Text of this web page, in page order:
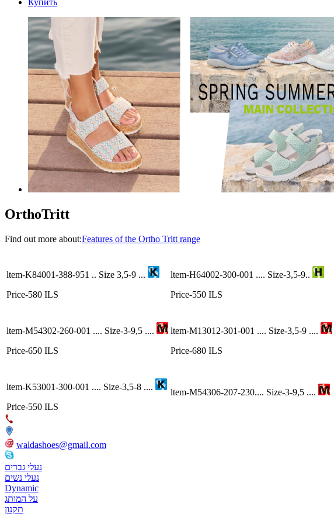
Купить
OrthoTritt
Find out more about:Features of the Ortho Tritt range
ltem-K84001-388-951 .. Size 3,5-9 ...
Price-580 ILS
ltem-H64002-300-001 .... Size-3,5-9..
Price-550 ILS
ltem-M54302-260-001 .... Size-3-9,5 ....
Price-650 ILS
ltem-M13012-301-001 .... Size-3,5-9 ....
Price-680 ILS
ltem-K53001-300-001 .... Size-3,5-8 ....
Price-550 ILS
ltem-M54306-207-230.... Size-3-9,5 ....
waldashoes@gmail.com
נעלי גברים
נעלי נשים
Dynamic
על המותג
תקנון